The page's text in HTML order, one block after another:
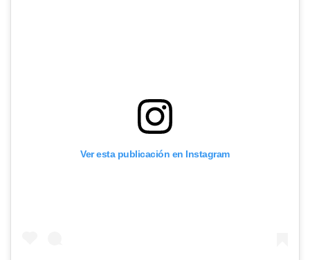
Ver esta publicación en Instagram